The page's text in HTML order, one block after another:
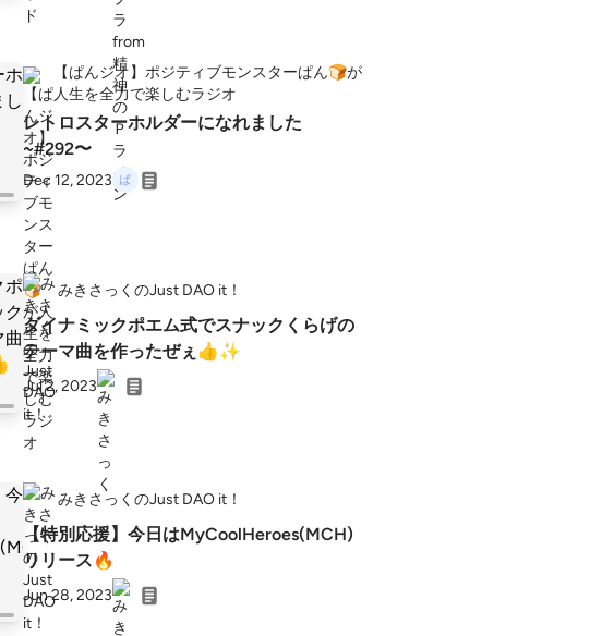
【ぱんジオ】ポジティブモンスターぱん🍞が
人生を全力で楽しむラジオ
レトロスターホルダーになれました
~#292〜
Dec 12, 2023
みきさっくのJust DAO it！
ダイナミックポエム式でスナックくらげの
テーマ曲を作ったぜぇ👍✨
Jul 2, 2023
みきさっくのJust DAO it！
【特別応援】今日はMyCoolHeroes(MCH)
リリース🔥
Jun 28, 2023